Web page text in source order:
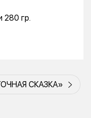
280 гр.
СКАЗКА»